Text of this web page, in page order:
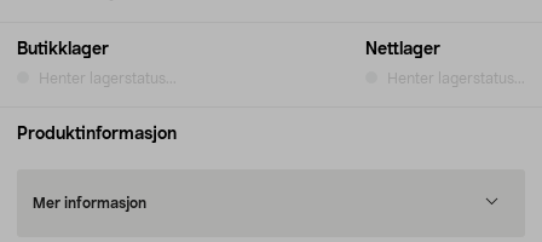
Butikklager
Henter lagerstatus...
Nettlager
Henter lagerstatus...
Produktinformasjon
Mer informasjon